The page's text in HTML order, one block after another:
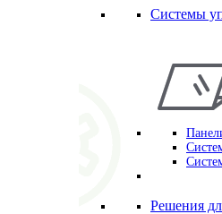
Системы
Решения